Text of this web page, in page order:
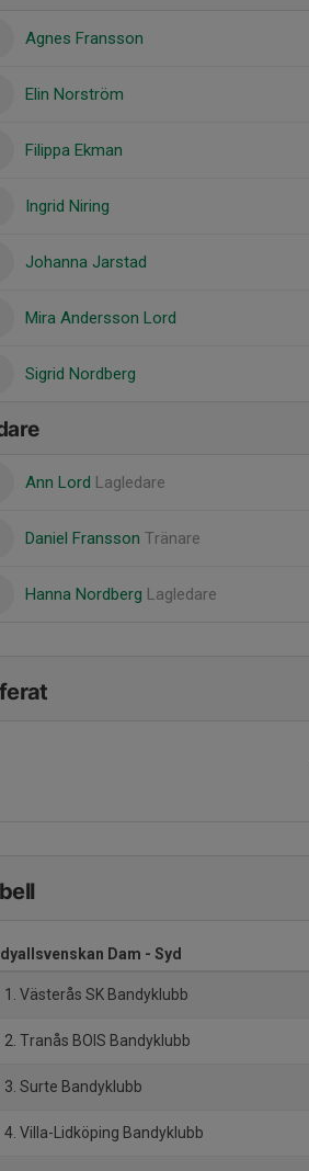
Agnes Fransson
Elin Norström
Filippa Ekman
Ingrid Niring
Johanna Jarstad
Mira Andersson Lord
Sigrid Nordberg
Ann Lord Lagledare
Daniel Fransson Tränare
Hanna Nordberg Lagledare
Dam - Syd
1. Västerås SK Bandyklubb
2. Tranås BOIS Bandyklubb
3. Surte Bandyklubb
4. Villa-Lidköping Bandyklubb